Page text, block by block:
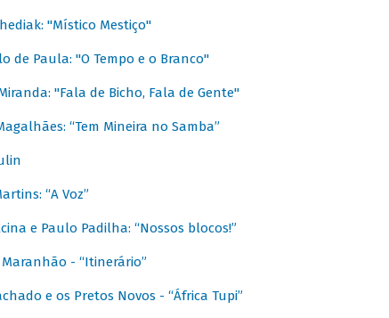
"Místico Mestiço"
de Paula: "O Tempo e o Branco"
"Fala de Bicho, Fala de Gente"
“Tem Mineira no Samba”
“A Voz”
e Paulo Padilha: “Nossos blocos!”
Maranhão - “Itinerário”
e os Pretos Novos - “África Tupi”